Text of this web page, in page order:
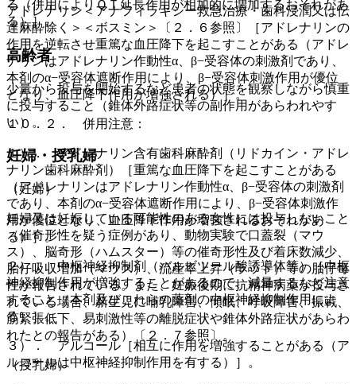
る（併用によりＱＴ延長作用が相加的に増加するおそれがあ
る）］。
高齢者
少量から投与を開始するなど患者の状態を観察しながら慎重
に投与すること（錐体外路症状等の副作用があらわれやす
い）。
妊婦・授乳婦
（妊婦）
妊婦又は妊娠している可能性のある女性には投与しないこと
（催奇形性を疑う症例があり、動物実験で口蓋裂（マウ
ス）、脳奇形（ハムスター）等の催奇形性及び着床数減少、
胎仔吸収増加（マウス）、流産率上昇（ラット）等の胎仔毒
性が報告されている。また、妊娠後期に抗精神病薬が投与さ
れている場合、新生児に哺乳障害、傾眠、呼吸障害、振戦、
筋緊張低下、易刺激性等の離脱症状や錐体外路症状があらわ
れたとの報告がある）〔２．７参照〕。
（授乳婦）
アドレナリン＜アナフィラキシー救急治療・歯科浸潤又は伝
達麻酔除く＞＜ボスミン＞〔２．６参照〕［アドレナリンの
作用を逆転させ重篤な血圧降下を起こすことがある（アドレ
ナリンはアドレナリン作動性α、β−受容体の刺激剤であり、
本剤のα−受容体遮断作用により、β−受容体刺激作用が優位
となり、血圧降下作用が増強される）］。
１０．２． 併用注意：
１）． アドレナリン含有歯科麻酔剤（リドカイン・アドレ
ナリン歯科麻酔剤）［重篤な血圧降下を起こすことがある
（アドレナリンはアドレナリン作動性α、β−受容体の刺激剤
であり、本剤のα−受容体遮断作用により、β−受容体刺激作
用が優位となり、血圧降下作用が増強されるおそれがあ
る）］。
２）． 中枢神経抑制剤（バルビツール酸誘導体等）［中枢
神経抑制作用が増強することがあるので、減量するなど注意
すること（本剤及びこれらの薬剤の中枢神経抑制作用によ
る）］。
３）． アルコール［相互に作用を増強することがある（ア
ルコールは中枢神経抑制作用を有する）］。